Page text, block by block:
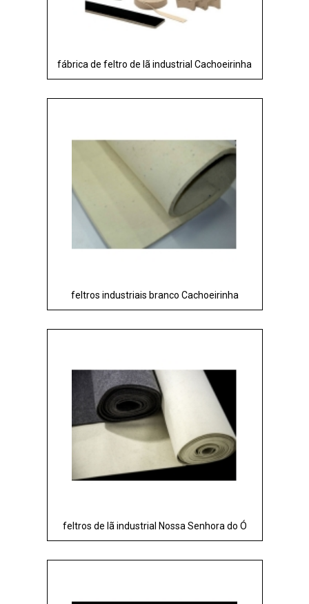
fábrica de feltro de lã industrial Cachoeirinha
feltros industriais branco Cachoeirinha
feltros de lã industrial Nossa Senhora do Ó